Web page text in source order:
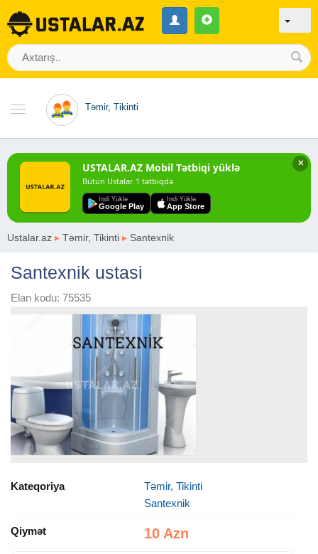
Təmir, Tikinti
✕
USTALAR.AZ Mobil Tətbiqi yüklə
Bütün Ustalar 1 tətbiqdə
Indi Yüklə
Google Play
Indi Yüklə
App Store
Ustalar.az ▸ Təmir, Tikinti ▸ Santexnik
Santexnik ustasi
Elan kodu: 75535
Kateqoriya
Təmir, Tikinti
Santexnik
Qiymət 10 Azn